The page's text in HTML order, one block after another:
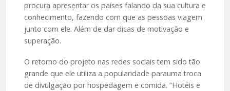
procura apresentar os países falando da sua cultura e
conhecimento, fazendo com que as pessoas viagem
junto com ele. Além de dar dicas de motivação e
superação.
O retorno do projeto nas redes sociais tem sido tão
grande que ele utiliza a popularidade parauma troca
de divulgação por hospedagem e comida. “Hotéis e